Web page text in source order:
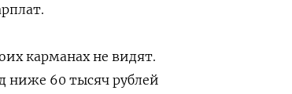
карманах не видят.
ниже 60 тысяч рублей